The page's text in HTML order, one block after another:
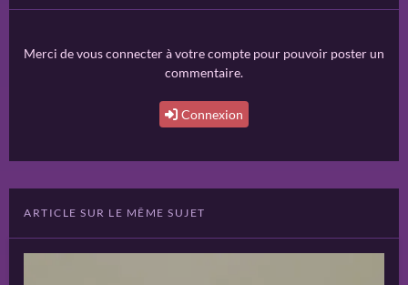
Merci de vous connecter à votre compte pour pouvoir poster un
commentaire.
Connexion
ARTICLE SUR LE MÊME SUJET